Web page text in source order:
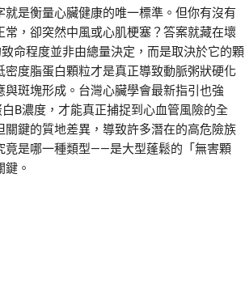
是衡量心臟健康的唯一標準。但你有沒有
，卻突然中風或心肌梗塞？答案就藏在壞
命程度並非由總量決定，而是取決於它的顆
度脂蛋白顆粒才是真正導致動脈粥狀硬化
斑塊形成。台灣心臟學會最新指引也強
B濃度，才能真正捕捉到心血管風險的全
鍵的質地差異，導致許多潛在的高危險族
竟是哪一種類型——是大型蓬鬆的「無害顆
。